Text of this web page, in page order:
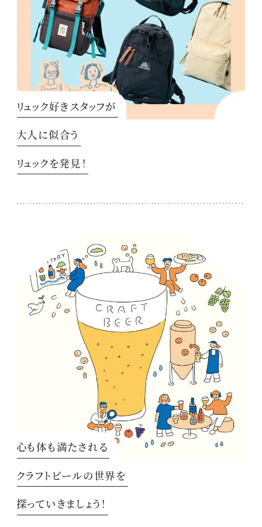
リュック好きスタッフが
大人に似合う
リュックを発見！
心も体も満たされる
クラフトビールの世界を
探っていきましょう！